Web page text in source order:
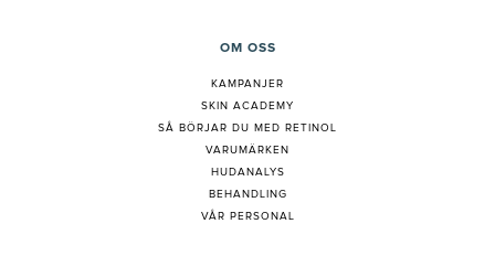
OM OSS
KAMPANJER
SKIN ACADEMY
SÅ BÖRJAR DU MED RETINOL
VARUMÄRKEN
HUDANALYS
BEHANDLING
VÅR PERSONAL